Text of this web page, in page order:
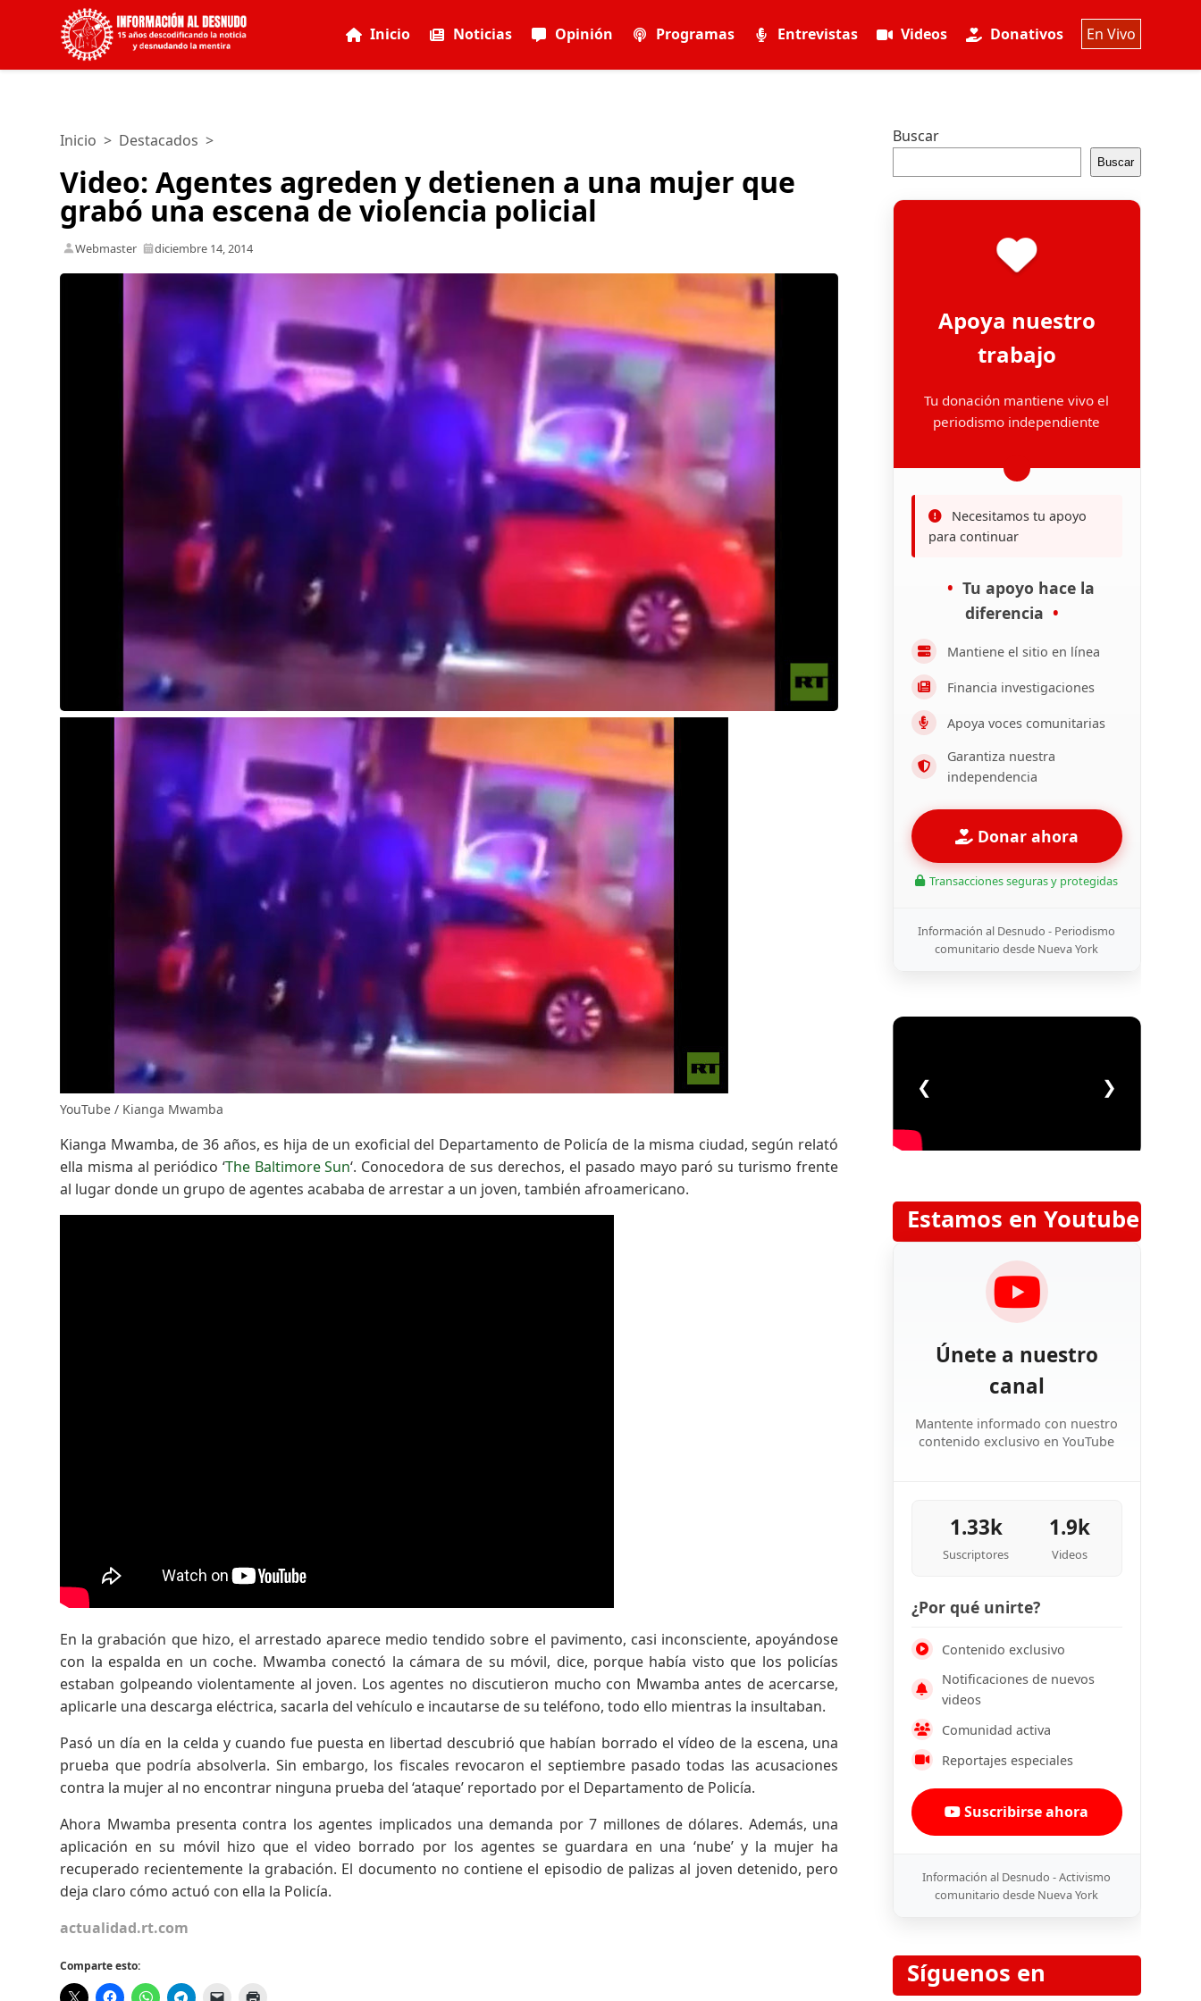
Inicio Noticias Opinión Programas Entrevistas Videos Donativos En Vivo
Inicio > Destacados >
Video: Agentes agreden y detienen a una mujer que
grabó una escena de violencia policial
Webmaster diciembre 14, 2014
YouTube / Kianga Mwamba
Kianga Mwamba, de 36 años, es hija de un exoficial del Departamento de Policía de la misma ciudad, según relató
ella misma al periódico ‘The Baltimore Sun‘. Conocedora de sus derechos, el pasado mayo paró su turismo frente
al lugar donde un grupo de agentes acababa de arrestar a un joven, también afroamericano.
En la grabación que hizo, el arrestado aparece medio tendido sobre el pavimento, casi inconsciente, apoyándose
con la espalda en un coche. Mwamba conectó la cámara de su móvil, dice, porque había visto que los policías
estaban golpeando violentamente al joven. Los agentes no discutieron mucho con Mwamba antes de acercarse,
aplicarle una descarga eléctrica, sacarla del vehículo e incautarse de su teléfono, todo ello mientras la insultaban.
Pasó un día en la celda y cuando fue puesta en libertad descubrió que habían borrado el vídeo de la escena, una
prueba que podría absolverla. Sin embargo, los fiscales revocaron el septiembre pasado todas las acusaciones
contra la mujer al no encontrar ninguna prueba del ‘ataque’ reportado por el Departamento de Policía.
Ahora Mwamba presenta contra los agentes implicados una demanda por 7 millones de dólares. Además, una
aplicación en su móvil hizo que el video borrado por los agentes se guardara en una ‘nube’ y la mujer ha
recuperado recientemente la grabación. El documento no contiene el episodio de palizas al joven detenido, pero
deja claro cómo actuó con ella la Policía.
actualidad.rt.com
Comparte esto:
Buscar
Buscar
Apoya nuestro
trabajo
Tu donación mantiene vivo el
periodismo independiente
Necesitamos tu apoyo
para continuar
Tu apoyo hace la
diferencia
Mantiene el sitio en línea
Financia investigaciones
Apoya voces comunitarias
Garantiza nuestra
independencia
Donar ahora
Transacciones seguras y protegidas
Información al Desnudo - Periodismo
comunitario desde Nueva York
❮ ❯
Estamos en Youtube
Únete a nuestro
canal
Mantente informado con nuestro
contenido exclusivo en YouTube
1.33k
Suscriptores
1.9k
Videos
¿Por qué unirte?
Contenido exclusivo
Notificaciones de nuevos
videos
Comunidad activa
Reportajes especiales
Suscribirse ahora
Información al Desnudo - Activismo
comunitario desde Nueva York
Síguenos en